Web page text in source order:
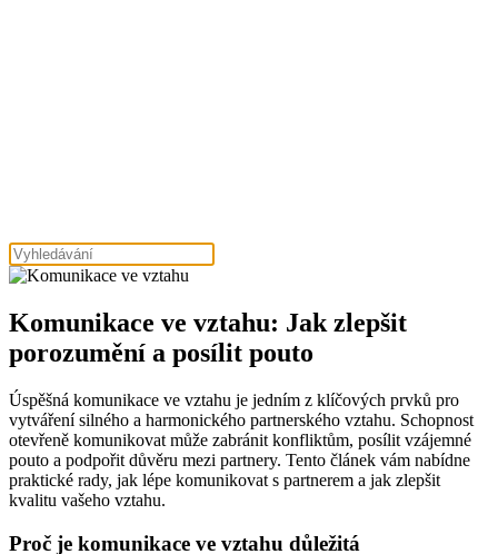
Komunikace ve vztahu: Jak zlepšit
porozumění a posílit pouto
Úspěšná komunikace ve vztahu je jedním z klíčových prvků pro
vytváření silného a harmonického partnerského vztahu. Schopnost
otevřeně komunikovat může zabránit konfliktům, posílit vzájemné
pouto a podpořit důvěru mezi partnery. Tento článek vám nabídne
praktické rady, jak lépe komunikovat s partnerem a jak zlepšit
kvalitu vašeho vztahu.
Proč je komunikace ve vztahu důležitá